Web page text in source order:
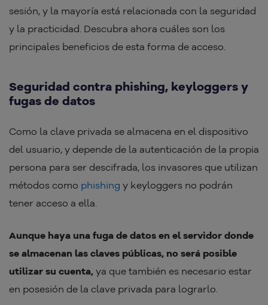
sesión, y la mayoría está relacionada con la seguridad
y la practicidad. Descubra ahora cuáles son los
principales beneficios de esta forma de acceso.
Seguridad contra phishing, keyloggers y
fugas de datos
Como la clave privada se almacena en el dispositivo
del usuario, y depende de la autenticación de la propia
persona para ser descifrada, los invasores que utilizan
métodos como phishing y keyloggers no podrán
tener acceso a ella.
Aunque haya una fuga de datos en el servidor donde
se almacenan las claves públicas, no será posible
utilizar su cuenta, ya que también es necesario estar
en posesión de la clave privada para lograrlo.